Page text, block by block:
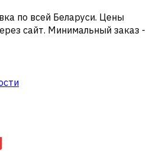
по всей Беларуси. Цены
сайт. Минимальный заказ -